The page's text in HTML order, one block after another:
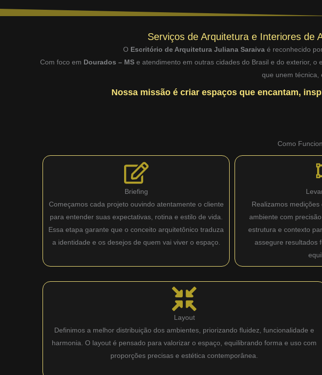
Serviços de Arquitetura e Interiores de
O Escritório de Arquitetura Juliana Saraivaé reconhecido
Com foco em Dourados – MS e atendimento em outras cidades do Brasil e do exterior, o
que unem técnica,
Nossa missão é criar espaços que encantam,
Como
Briefing
Começamos cada projeto ouvindo atentamente o cliente
para entender suas expectativas, rotina e estilo de vida.
Essa etapa garante que o conceito arquitetônico traduza
a identidade e os desejos de quem vai viver o espaço.
Realizamos
ambiente com
estrutura e contexto
assegure resultados
Layout
Definimos a melhor distribuição dos ambientes, priorizando fluidez, funcionalidade e
harmonia. O layout é pensado para valorizar o espaço, equilibrando forma e uso com
proporções precisas e estética contemporânea.